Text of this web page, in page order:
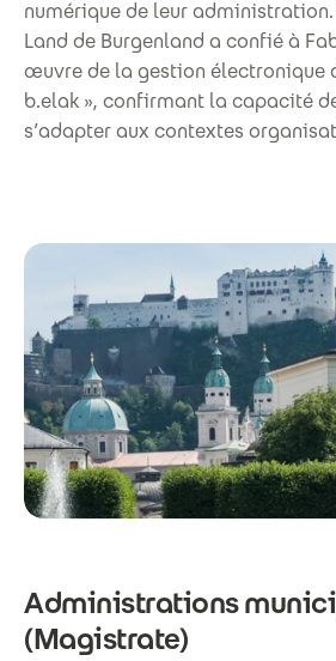
numérique de leur
Land de Burgenland a confié à
œuvre de la gestion électronique
b.elak », confirmant la capacité
s’adapter aux contextes
Administrations
(Magistrate)